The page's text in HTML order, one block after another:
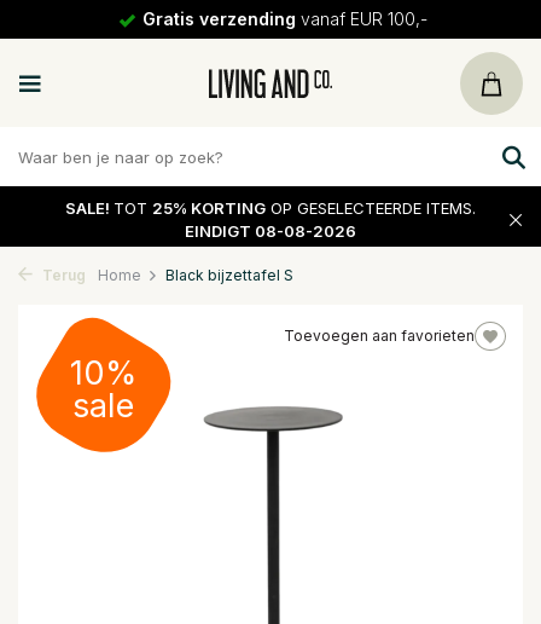
Gratis verzending vanaf EUR 100,-
SALE! TOT 25% KORTING OP GESELECTEERDE ITEMS.
EINDIGT 08-08-2026
Terug Home Black bijzettafel S
Toevoegen aan favorieten
10%
sale